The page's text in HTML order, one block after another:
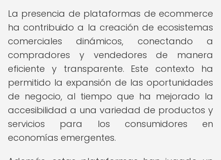
La presencia de plataformas de ecommerce
ha contribuido a la creación de ecosistemas
comerciales dinámicos, conectando a
compradores y vendedores de manera
eficiente y transparente. Este contexto ha
permitido la expansión de las oportunidades
de negocio, al tiempo que ha mejorado la
accesibilidad a una variedad de productos y
servicios para los consumidores en
economías emergentes.